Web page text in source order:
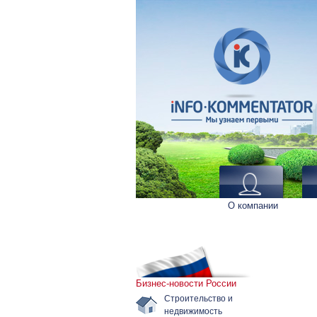
О компании
Бизнес-новости России
Строительство и
недвижимость